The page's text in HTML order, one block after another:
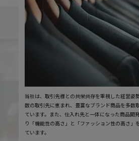
当社は、取引先様との共栄共存を重視した経営姿
数の取引先に恵まれ、豊富なブランド商品を多数
ています。また、仕入れ先と一体になった商品開
り「機能性の高さ」と「ファッション性の高さ」
ています。